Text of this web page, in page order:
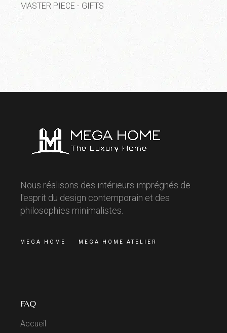
MASTER PIECE - GIFTS
Nous réalisons des intérieurs imprégnés de
l'esprit du design contemporain et des
philosophies minimalistes.
MEGA HOME MEGA HOME ATELIER
FAQ
Accueil